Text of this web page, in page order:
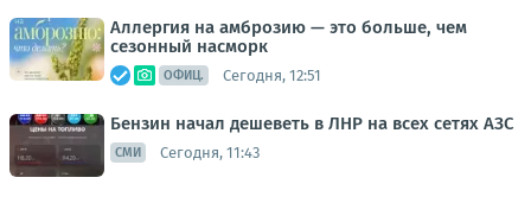
Аллергия на амброзию — это больше, чем
сезонный насморк
ОФИЦ. Сегодня, 12:51
Бензин начал дешеветь в ЛНР на всех сетях АЗС
СМИ Сегодня, 11:43